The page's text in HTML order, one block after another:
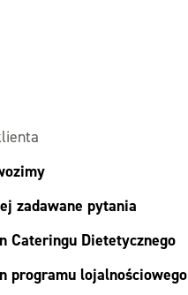
zadawane pytania
Cateringu Dietetycznego
programu lojalnościowego